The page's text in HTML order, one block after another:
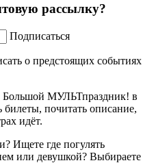
рассылку?
Подписаться
о предстоящих событиях
МУЛЬТпраздник! в
почитать описание,
идёт.
Ищете где погулять
или девушкой? Выбираете